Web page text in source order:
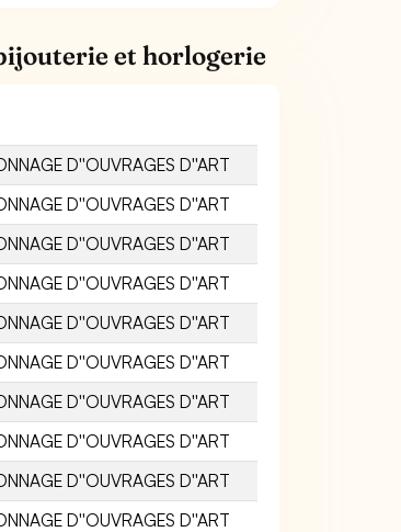
et horlogerie
D''OUVRAGES D''ART
D''OUVRAGES D''ART
D''OUVRAGES D''ART
D''OUVRAGES D''ART
D''OUVRAGES D''ART
D''OUVRAGES D''ART
D''OUVRAGES D''ART
D''OUVRAGES D''ART
D''OUVRAGES D''ART
D''OUVRAGES D''ART